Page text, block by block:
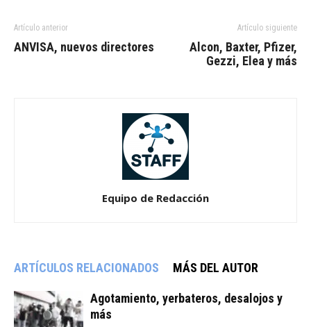
Artículo anterior
ANVISA, nuevos directores
Artículo siguiente
Alcon, Baxter, Pfizer,
Gezzi, Elea y más
Equipo de Redacción
ARTÍCULOS RELACIONADOS MÁS DEL AUTOR
Agotamiento, yerbateros, desalojos y
más